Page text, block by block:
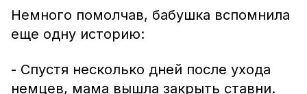
Немного помолчав, бабушка вспомнила
еще одну историю:
- Спустя несколько дней после ухода
немцев, мама вышла закрыть ставни.